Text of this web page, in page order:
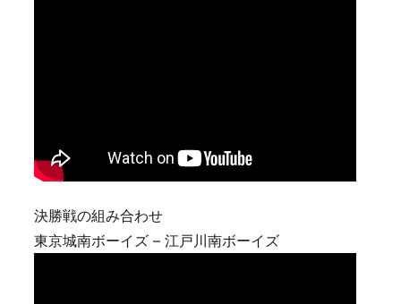
決勝戦の組み合わせ
東京城南ボーイズ – 江戸川南ボーイズ